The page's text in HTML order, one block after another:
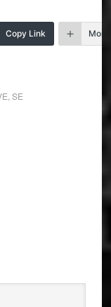
Copy Link More
SE